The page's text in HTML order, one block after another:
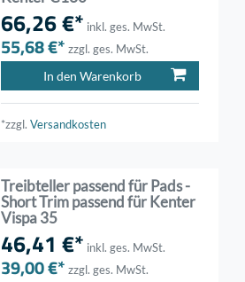
66,26 €* inkl. ges. MwSt.
55,68 €* zzgl. ges. MwSt.
In den Warenkorb
*zzgl.Versandkosten
Treibteller passend für Pads -
Short Trim passend für Kenter
Vispa 35
46,41 €* inkl. ges. MwSt.
39,00 €* zzgl. ges. MwSt.